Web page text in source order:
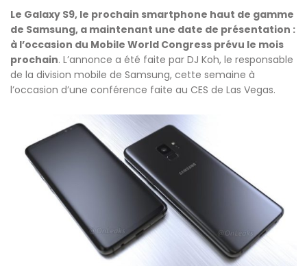
Le Galaxy S9, le prochain smartphone haut de gamme
de Samsung, a maintenant une date de présentation :
à l’occasion du Mobile World Congress prévu le mois
prochain. L’annonce a été faite par DJ Koh, le responsable
de la division mobile de Samsung, cette semaine à
l’occasion d’une conférence faite au CES de Las Vegas.